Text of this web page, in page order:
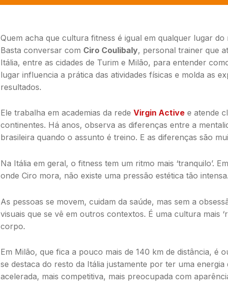
Quem acha que cultura fitness é igual em qualquer lugar do
Basta conversar com Ciro Coulibaly, personal trainer que
Itália, entre as cidades de Turim e Milão, para entender
lugar influencia a prática das atividades físicas e molda as
resultados.
Ele trabalha em academias da rede Virgin Activee atende
continentes. Há anos, observa as diferenças entre a
brasileira quando o assunto é treino. E as diferenças são
Na Itália em geral, o fitness tem um ritmo mais ‘tranquilo’.
onde Ciro mora, não existe uma pressão estética tão intensa.
As pessoas se movem, cuidam da saúde, mas sem a
visuais que se vê em outros contextos. É uma cultura mais
corpo.
Em Milão, que fica a pouco mais de 140 km de distância, é
se destaca do resto da Itália justamente por ter uma energia
acelerada, mais competitiva, mais preocupada com